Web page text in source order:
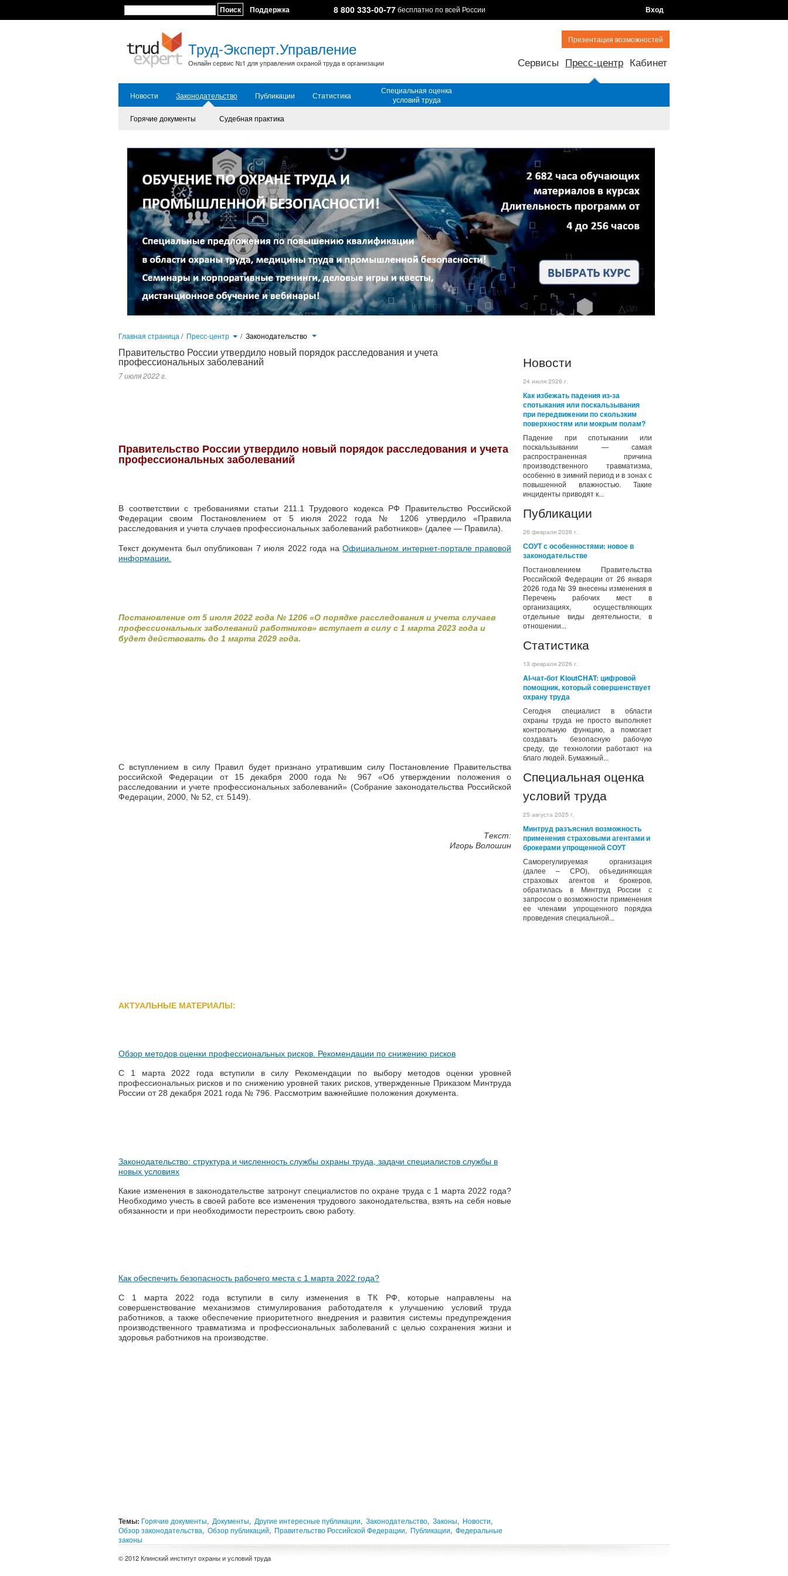
Поиск Поддержка 8 800 333-00-77бесплатно по всей России Вход
Труд-Эксперт.Управление
Онлайн сервис №1 для управления охраной труда в организации
Презентация возможностей
Сервисы Пресс-центр Кабинет
Новости Законодательство Публикации Статистика
Специальная оценка
условий труда
Горячие документы
Судебная практика
Главная страница / Пресс-центр / Законодательство
Новости
24 июля 2026 г.
Как избежать падения из-за
спотыкания или поскальзывания
при передвижении по скользким
поверхностям или мокрым полам?
Падение при спотыкании или
поскальзывании — самая
распространенная причина
производственного травматизма,
особенно в зимний период и в зонах с
повышенной влажностью. Такие
инциденты приводят к...
Публикации
26 февраля 2026 г.
СОУТ с особенностями: новое в
законодательстве
Постановлением Правительства
Российской Федерации от 26 января
2026 года № 39 внесены изменения в
Перечень рабочих мест в
организациях, осуществляющих
отдельные виды деятельности, в
отношении...
Статистика
13 февраля 2026 г.
AI-чат-бот KioutCHAT: цифровой
помощник, который совершенствует
охрану труда
Сегодня специалист в области
охраны труда не просто выполняет
контрольную функцию, а помогает
создавать безопасную рабочую
среду, где технологии работают на
благо людей. Бумажный...
Специальная оценка
условий труда
25 августа 2025 г.
Минтруд разъяснил возможность
применения страховыми агентами и
брокерами упрощенной СОУТ
Саморегулируемая организация
(далее – СРО), объединяющая
страховых агентов и брокеров,
обратилась в Минтруд России с
запросом о возможности применения
ее членами упрощенного порядка
проведения специальной...
Правительство России утвердило новый порядок расследования и учета
профессиональных заболеваний
7 июля 2022 г.
Правительство России утвердило новый порядок расследования и учета
профессиональных заболеваний
В соответствии с требованиями статьи 211.1 Трудового кодекса РФ Правительство Российской
Федерации своим Постановлением от 5 июля 2022 года № 1206 утвердило «Правила
расследования и учета случаев профессиональных заболеваний работников» (далее — Правила).
Текст документа был опубликован 7 июля 2022 года наОфициальном интернет-портале правовой
информации.
Постановление от 5 июля 2022 года № 1206 «О порядке расследования и учета случаев
профессиональных заболеваний работников» вступает в силу с 1 марта 2023 года и
будет действовать до 1 марта 2029 года.
С вступлением в силу Правил будет признано утратившим силу Постановление Правительства
российской Федерации от 15 декабря 2000 года № 967 «Об утверждении положения о
расследовании и учете профессиональных заболеваний» (Собрание законодательства Российской
Федерации, 2000, № 52, ст. 5149).
Текст:
Игорь Волошин
АКТУАЛЬНЫЕ МАТЕРИАЛЫ:
Обзор методов оценки профессиональных рисков. Рекомендации по снижению рисков
С 1 марта 2022 года вступили в силу Рекомендации по выбору методов оценки уровней
профессиональных рисков и по снижению уровней таких рисков, утвержденные Приказом Минтруда
России от 28 декабря 2021 года № 796. Рассмотрим важнейшие положения документа.
Законодательство: структура и численность службы охраны труда, задачи специалистов службы в
новых условиях
Какие изменения в законодательстве затронут специалистов по охране труда с 1 марта 2022 года?
Необходимо учесть в своей работе все изменения трудового законодательства, взять на себя новые
обязанности и при необходимости перестроить свою работу.
Как обеспечить безопасность рабочего места с 1 марта 2022 года?
С 1 марта 2022 года вступили в силу изменения в ТК РФ, которые направлены на
совершенствование механизмов стимулирования работодателя к улучшению условий труда
работников, а также обеспечение приоритетного внедрения и развития системы предупреждения
производственного травматизма и профессиональных заболеваний с целью сохранения жизни и
здоровья работников на производстве.
Темы: Горячие документы, Документы, Другие интересные публикации, Законодательство, Законы, Новости,
Обзор законодательства, Обзор публикаций, Правительство Российской Федерации, Публикации, Федеральные
законы
© 2012 Клинский институт охраны и условий труда